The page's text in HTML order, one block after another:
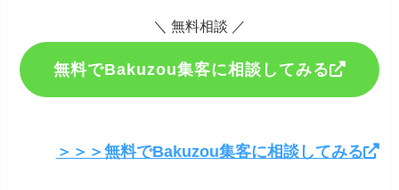
＼ 無料相談 ／
無料でBakuzou集客に相談してみる
＞＞＞無料でBakuzou集客に相談してみる